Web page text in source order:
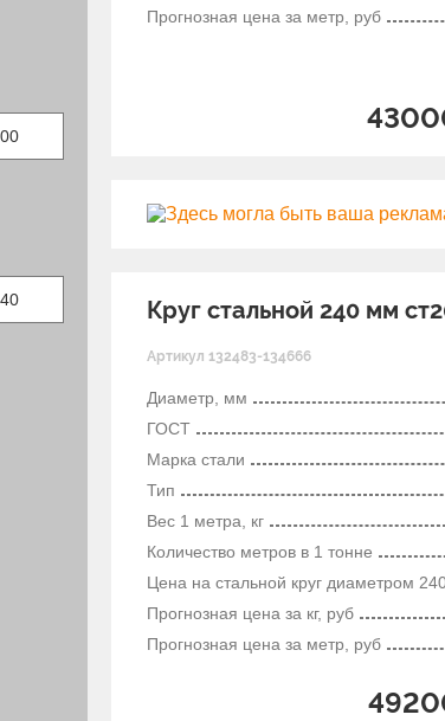
Прогнозная цена за метр, руб
Круг стальной 240 мм
Артикул 132483-134666
Диаметр, мм
ГОСТ
Марка стали
Тип
Вес 1 метра, кг
Количество метров в 1 тонне
Цена на стальной круг диаметром
Прогнозная цена за кг, руб
Прогнозная цена за метр, руб